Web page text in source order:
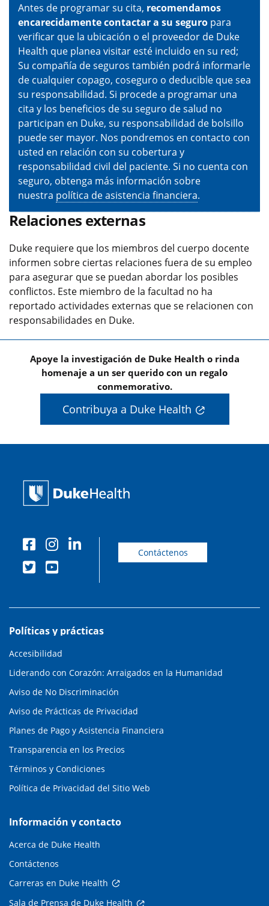
Antes de programar su cita, recomendamos
encarecidamente contactar a su seguro para
verificar que la ubicación o el proveedor de Duke
Health que planea visitar esté incluido en su red;
Su compañía de seguros también podrá informarle
de cualquier copago, coseguro o deducible que sea
su responsabilidad. Si procede a programar una
cita y los beneficios de su seguro de salud no
participan en Duke, su responsabilidad de bolsillo
puede ser mayor. Nos pondremos en contacto con
usted en relación con su cobertura y
responsabilidad civil del paciente. Si no cuenta con
seguro, obtenga más información sobre
nuestra política de asistencia financiera.
Relaciones externas
Duke requiere que los miembros del cuerpo docente
informen sobre ciertas relaciones fuera de su empleo
para asegurar que se puedan abordar los posibles
conflictos. Este miembro de la facultad no ha
reportado actividades externas que se relacionen con
responsabilidades en Duke.
Apoye la investigación de Duke Health o rinda
homenaje a un ser querido con un regalo
conmemorativo.
Contribuya a Duke Health
Contáctenos
Políticas y prácticas
Accesibilidad
Liderando con Corazón: Arraigados en la Humanidad
Aviso de No Discriminación
Aviso de Prácticas de Privacidad
Planes de Pago y Asistencia Financiera
Transparencia en los Precios
Términos y Condiciones
Política de Privacidad del Sitio Web
Información y contacto
Acerca de Duke Health
Contáctenos
Carreras en Duke Health
Sala de Prensa de Duke Health